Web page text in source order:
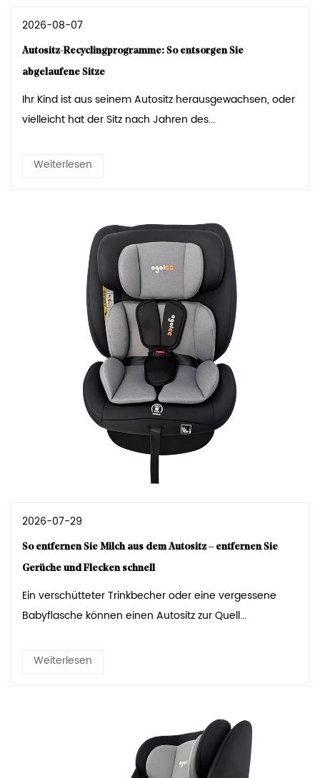
2026-08-07
Autositz-Recyclingprogramme: So entsorgen Sie
abgelaufene Sitze
Ihr Kind ist aus seinem Autositz herausgewachsen, oder
vielleicht hat der Sitz nach Jahren des...
Weiterlesen
2026-07-29
So entfernen Sie Milch aus dem Autositz – entfernen Sie
Gerüche und Flecken schnell
Ein verschütteter Trinkbecher oder eine vergessene
Babyflasche können einen Autositz zur Quell...
Weiterlesen